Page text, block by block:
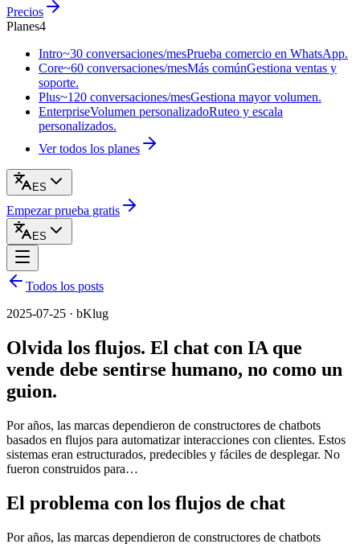
Precios
Planes4
Intro~30 conversaciones/mesPrueba comercio en WhatsApp.
Core~60 conversaciones/mesMás comúnGestiona ventas y
soporte.
Plus~120 conversaciones/mesGestiona mayor volumen.
EnterpriseVolumen personalizadoRuteo y escala
personalizados.
Ver todos los planes
ES
Empezar prueba gratis
ES
Todos los posts
2025-07-25 · bKlug
Olvida los flujos. El chat con IA que
vende debe sentirse humano, no como un
guion.
Por años, las marcas dependieron de constructores de chatbots
basados en flujos para automatizar interacciones con clientes. Estos
sistemas eran estructurados, predecibles y fáciles de desplegar. No
fueron construidos para…
El problema con los flujos de chat
Por años, las marcas dependieron de constructores de chatbots